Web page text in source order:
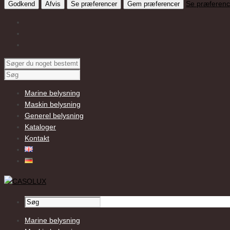
Godkend Afvis Se præferencer Gem præferencer Se
Marine belysning
Maskin belysning
Generel belysning
Kataloger
Kontakt
Marine belysning